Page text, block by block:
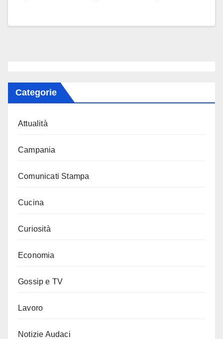
Categorie
Attualità
Campania
Comunicati Stampa
Cucina
Curiosità
Economia
Gossip e TV
Lavoro
Notizie Audaci